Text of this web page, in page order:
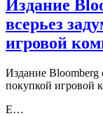
Издание
всерьез
игровой
Издание Bloomberg
покупкой игровой
Е…